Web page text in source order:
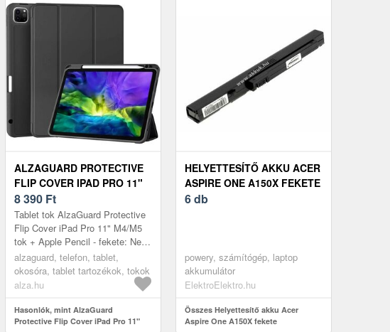
ALZAGUARD PROTECTIVE
FLIP COVER IPAD PRO 11"
M4/M5 TOK + APPLE
PENCIL - FEKETE
8 390 Ft
Tablet tok AlzaGuard Protective
Flip Cover iPad Pro 11" M4/M5
tok + Apple Pencil - fekete: Není
vyplněn Alternativní text k
fotografii!Az AlzaGuard...
alzaguard, telefon, tablet,
okosóra, tablet tartozékok, tokok
alza.hu
Hasonlók, mint AlzaGuard
Protective Flip Cover iPad Pro 11"
HELYETTESÍTŐ AKKU ACER
ASPIRE ONE A150X FEKETE
6 db
powery, számítógép, laptop
akkumulátor
ElektroElektro.hu
Összes Helyettesítő akku Acer
Aspire One A150X fekete